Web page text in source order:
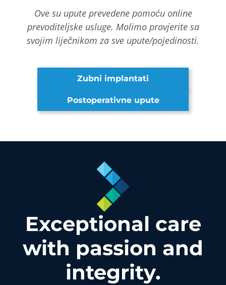
Ove su upute prevedene pomoću online
prevoditeljske usluge. Molimo provjerite sa
svojim liječnikom za sve upute/pojedinosti.
Zubni implantati
Postoperativne upute
Exceptional care
with passion and
integrity.